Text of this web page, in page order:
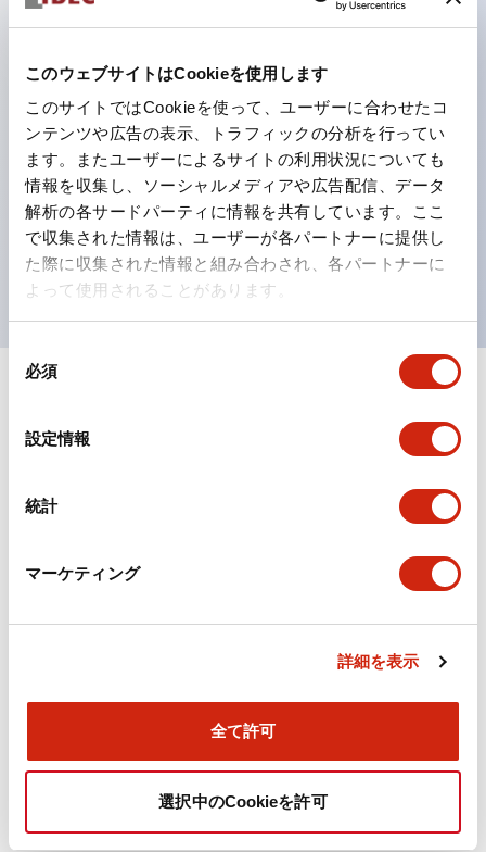
このウェブサイトはCookieを使用します
このサイトではCookieを使って、ユーザーに合わせたコ
ンテンツや広告の表示、トラフィックの分析を行ってい
ます。またユーザーによるサイトの利用状況についても
情報を収集し、ソーシャルメディアや広告配信、データ
解析の各サードパーティに情報を共有しています。ここ
で収集された情報は、ユーザーが各パートナーに提供し
た際に収集された情報と組み合わされ、各パートナーに
よって使用されることがあります。
必須
設定情報
統計
マーケティング
詳細を表示
全て許可
選択中のCookieを許可
保護構造IP20に対応したHW-U形コンタクトブロック
高電圧タイプのLED球が搭載可能になり、ダイレクト
タイプの定格使用電圧が最大240Vまで対応可能になり
ました。
ひとつで6色の役をこなすLED球（LSRD球）。これま
で色ごとに分かれていたLED球を、1色のLED球で各色
を表現できるようにしました。
UL、CSA、TÜV、CCC認証品。
形状仕様
電気的仕様(照光部定格)
環境仕様
機能仕様